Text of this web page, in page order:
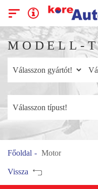
Kategóriák
Menü
M O D E L L - T
Főoldal Motor
Vissza